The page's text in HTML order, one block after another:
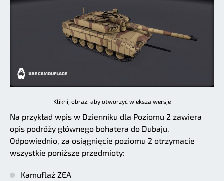
Kliknij obraz, aby otworzyć większą wersję
Na przykład wpis w Dzienniku dla Poziomu 2 zawiera
opis podróży głównego bohatera do Dubaju.
Odpowiednio, za osiągnięcie poziomu 2 otrzymacie
wszystkie poniższe przedmioty:
Kamuflaż ZEA